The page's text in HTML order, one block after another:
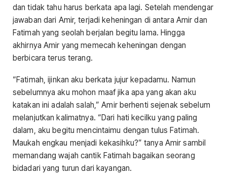
dan tidak tahu harus berkata apa lagi. Setelah mendengar
jawaban dari Amir, terjadi keheningan di antara Amir dan
Fatimah yang seolah berjalan begitu lama. Hingga
akhirnya Amir yang memecah keheningan dengan
berbicara terus terang.
“Fatimah, ijinkan aku berkata jujur kepadamu. Namun
sebelumnya aku mohon maaf jika apa yang akan aku
katakan ini adalah salah,” Amir berhenti sejenak sebelum
melanjutkan kalimatnya. “Dari hati kecilku yang paling
dalam, aku begitu mencintaimu dengan tulus Fatimah.
Maukah engkau menjadi kekasihku?” tanya Amir sambil
memandang wajah cantik Fatimah bagaikan seorang
bidadari yang turun dari kayangan.